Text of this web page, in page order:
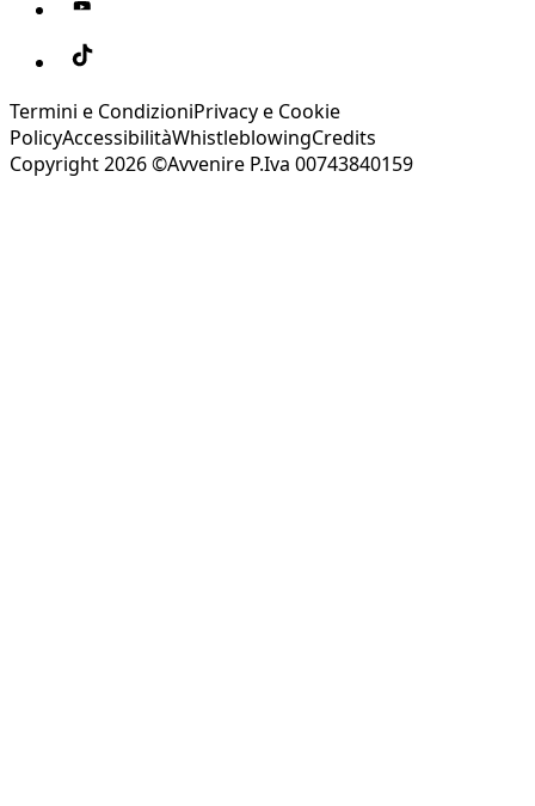
Termini e CondizioniPrivacy e Cookie
PolicyAccessibilitàWhistleblowingCredits
Copyright 2026 ©Avvenire P.Iva 00743840159